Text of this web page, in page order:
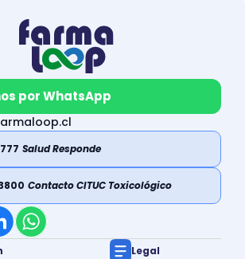
por WhatsApp
Salud Responde
Contacto CITUC Toxicológico
Legal